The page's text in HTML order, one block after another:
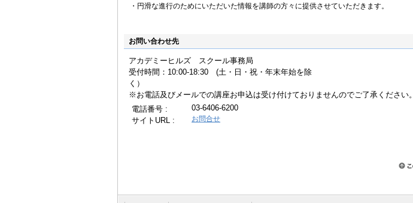
・円滑な進行のためにいただいた情報を講師の方々に提供させていただきます。
お問い合わせ先
アカデミーヒルズ スクール事務局
受付時間：10:00-18:30 (土・日・祝・年末年始を除
く）
※お電話及びメールでの講座お申込は受け付けておりませんのでご了承ください。
電話番号 :
03-6406-6200
サイトURL :
お問合せ